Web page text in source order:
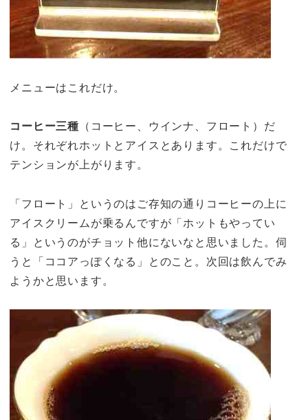
メニューはこれだけ。
コーヒー三種 （コーヒー、ウインナ、フロート）だ
け。それぞれホットとアイスとあります。これだけで
テンションが上がります。
「フロート」というのはご存知の通りコーヒーの上に
アイスクリームが乗るんですが「ホットもやってい
る」というのがチョット他にないなと思いました。伺
うと「ココアっぽくなる」とのこと。次回は飲んでみ
ようかと思います。